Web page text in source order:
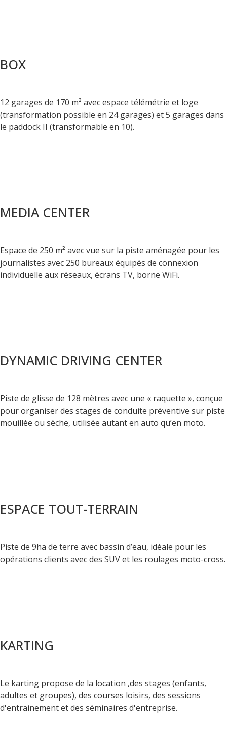
BOX
12 garages de 170 m² avec espace télémétrie et loge
(transformation possible en 24 garages) et 5 garages dans
le paddock II (transformable en 10).
MEDIA CENTER
Espace de 250 m² avec vue sur la piste aménagée pour les
journalistes avec 250 bureaux équipés de connexion
individuelle aux réseaux, écrans TV, borne WiFi.
DYNAMIC DRIVING CENTER
Piste de glisse de 128 mètres avec une « raquette », conçue
pour organiser des stages de conduite préventive sur piste
mouillée ou sèche, utilisée autant en auto qu’en moto.
ESPACE TOUT-TERRAIN
Piste de 9ha de terre avec bassin d’eau, idéale pour les
opérations clients avec des SUV et les roulages moto-cross.
KARTING
Le karting propose de la location ,des stages (enfants,
adultes et groupes), des courses loisirs, des sessions
d'entrainement et des séminaires d'entreprise.